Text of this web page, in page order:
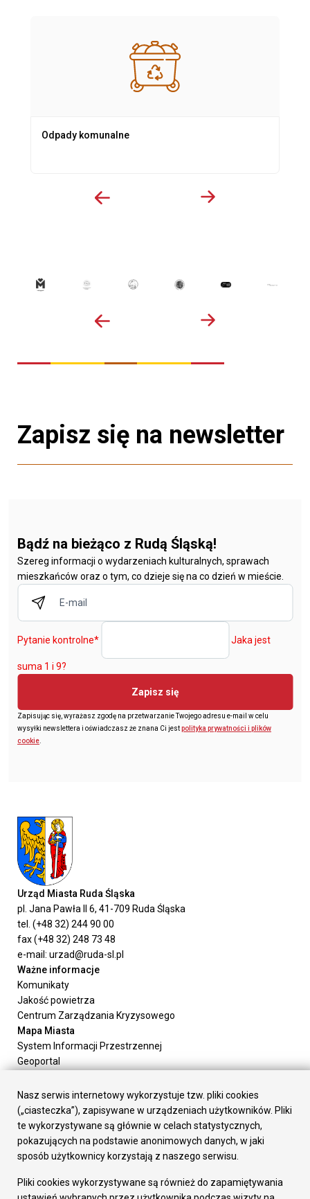
Odpady komunalne
Zapisz się na newsletter
Bądź na bieżąco z Rudą Śląską!
Szereg informacji o wydarzeniach kulturalnych, sprawach
mieszkańców oraz o tym, co dzieje się na co dzień w mieście.
Pytanie kontrolne* Jaka jest
suma 1 i 9?
Zapisz się
Zapisując się, wyrażasz zgodę na przetwarzanie Twojego adresu e-mail w celu
wysyłki newslettera i oświadczasz że znana Ci jestpolityka prywatności i plików
cookie
Urząd Miasta Ruda Śląska
pl. Jana Pawła II 6, 41-709 Ruda Śląska
tel. (+48 32) 244 90 00
fax (+48 32) 248 73 48
e-mail: urzad@ruda-sl.pl
Ważne informacje
Komunikaty
Jakość powietrza
Centrum Zarządzania Kryzysowego
Mapa Miasta
System Informacji Przestrzennej
Geoportal
Załatw sprawę
Prezydent Miasta
Rada Miasta
Wydziały
Elektroniczna Skrzynka Podawcza
Gospodarka
Nasz serwis internetowy wykorzystuje tzw. pliki cookies
(„ciasteczka”), zapisywane w urządzeniach użytkowników. Pliki
te wykorzystywane są głównie w celach statystycznych,
pokazujących na podstawie anonimowych danych, w jaki
sposób użytkownicy korzystają z naszego serwisu.
Pliki cookies wykorzystywane są również do zapamiętywania